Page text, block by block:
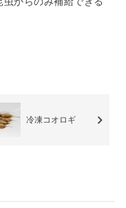
冷凍コオロギ